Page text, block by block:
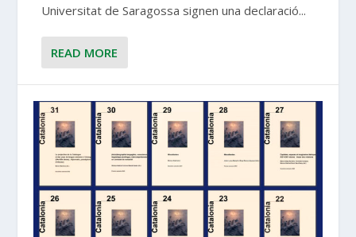
Universitat de Saragossa signen una declaració...
READ MORE